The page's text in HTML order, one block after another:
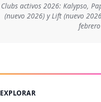
Clubs activos 2026: Kalypso,
(nuevo 2026) y Lift (nuevo
EXPLORAR